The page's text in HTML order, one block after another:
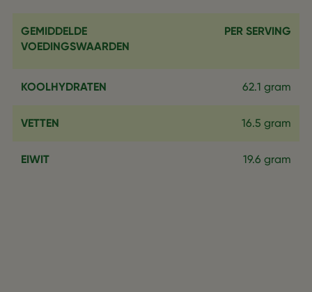
GEMIDDELDE
VOEDINGSWAARDEN
PER SERVING
KOOLHYDRATEN 62.1 gram
VETTEN 16.5 gram
EIWIT 19.6 gram